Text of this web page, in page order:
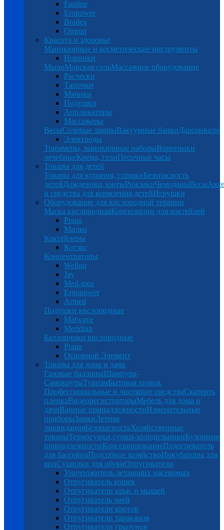
Fanline
Eropower
Bradex
Omron
Красота и здоровье
Маникюрные и косметические инструменты
Новинки
МылоМорская сольМассажное оборудование
Расчески
Тапочки
Мячики
Подушки
Аппликаторы
Массажеры
ВесыСолевые лампыВакуумные банкиДарсонвали
Электроды
Триммеры, маникюрные наборыВоротники
лечебныеКрема, гелиПесочные часы
Товары для детей
Товары для купания, горшкиБезопасность
детейДождевики,зонтыРюкзакиЧемоданыВесы
и средства для кормления детейИгрушки
Оборудование для кислородной терапии
Маска кислороднаяКомпозиции для коктейлей
Prana
Милко
Коктейлеры
Котэкс
Концентраторы
Wellgo
Jay
Med-mos
Ergopower
Armed
Подушки кислородные
Matwave
Meridian
Баллончики кислородные
Prana
Основной Элемент
Товары для дома и дачи
Газовые баллоныШампура-
СамокрутыТуризмБытовая химия.
Профессиональные и чистящие средстваСкатерть,
пленкаВидеорегистраторыМебель для дома и
дачиВанные принадлежностиИзмерительные
приборыЗамкиЛетняя
ликвидацияБезопасностьХозяйственные
товарыТермосумки,сумки-холодильникиКухонные
принадлежностиКонсервированиеПодогреватель
для бассейнаПодсобное хозяйствоИнкубаторы для
яицСушилки для обувиОтпугиватели
Уничтожитель летающих насекомых
Отпугиватель кошек
Отпугиватели крыс и мышей
Отпугиватель змей
Отпугиватели кротов
Отпугиватели тараканов
Отпугиватели грызунов